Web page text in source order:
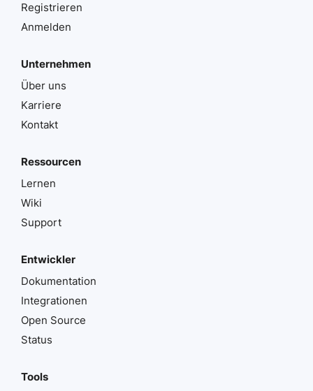
Registrieren
Anmelden
Unternehmen
Über uns
Karriere
Kontakt
Ressourcen
Lernen
Wiki
Support
Entwickler
Dokumentation
Integrationen
Open Source
Status
Tools